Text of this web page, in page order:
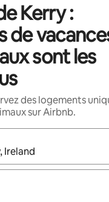
Kerry :
de
sont les
des logements
sur Airbnb.
sont affichés,